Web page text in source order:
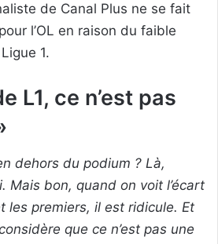
de Canal Plus ne se fait
l’OL en raison du faible
1.
L1, ce n’est pas
dehors du podium ? Là,
Mais bon, quand on voit l’écart
les premiers, il est ridicule. Et
que ce n’est pas une